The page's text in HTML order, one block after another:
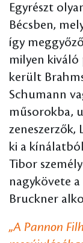
Egyrészt
Bécsben,
így
milyen kiváló
került
Schumann
műsorokba,
zeneszerzők,
ki a
Tibor
nagykövete
Bruckner
„A Pannon